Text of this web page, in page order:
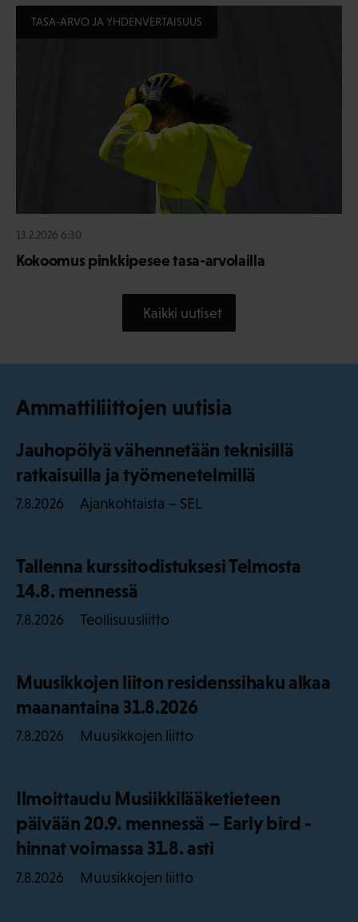
TASA-ARVO JA YHDENVERTAISUUS
13.2.2026 6:30
Kokoomus pinkkipesee tasa-arvolailla
Kaikki uutiset
Ammattiliittojen uutisia
Jauhopölyä vähennetään teknisillä
ratkaisuilla ja työmenetelmillä
7.8.2026 Ajankohtaista – SEL
Tallenna kurssitodistuksesi Telmosta
14.8. mennessä
7.8.2026 Teollisuusliitto
Muusikkojen liiton residenssihaku alkaa
maanantaina 31.8.2026
7.8.2026 Muusikkojen liitto
Ilmoittaudu Musiikkilääketieteen
päivään 20.9. mennessä – Early bird -
hinnat voimassa 31.8. asti
7.8.2026 Muusikkojen liitto